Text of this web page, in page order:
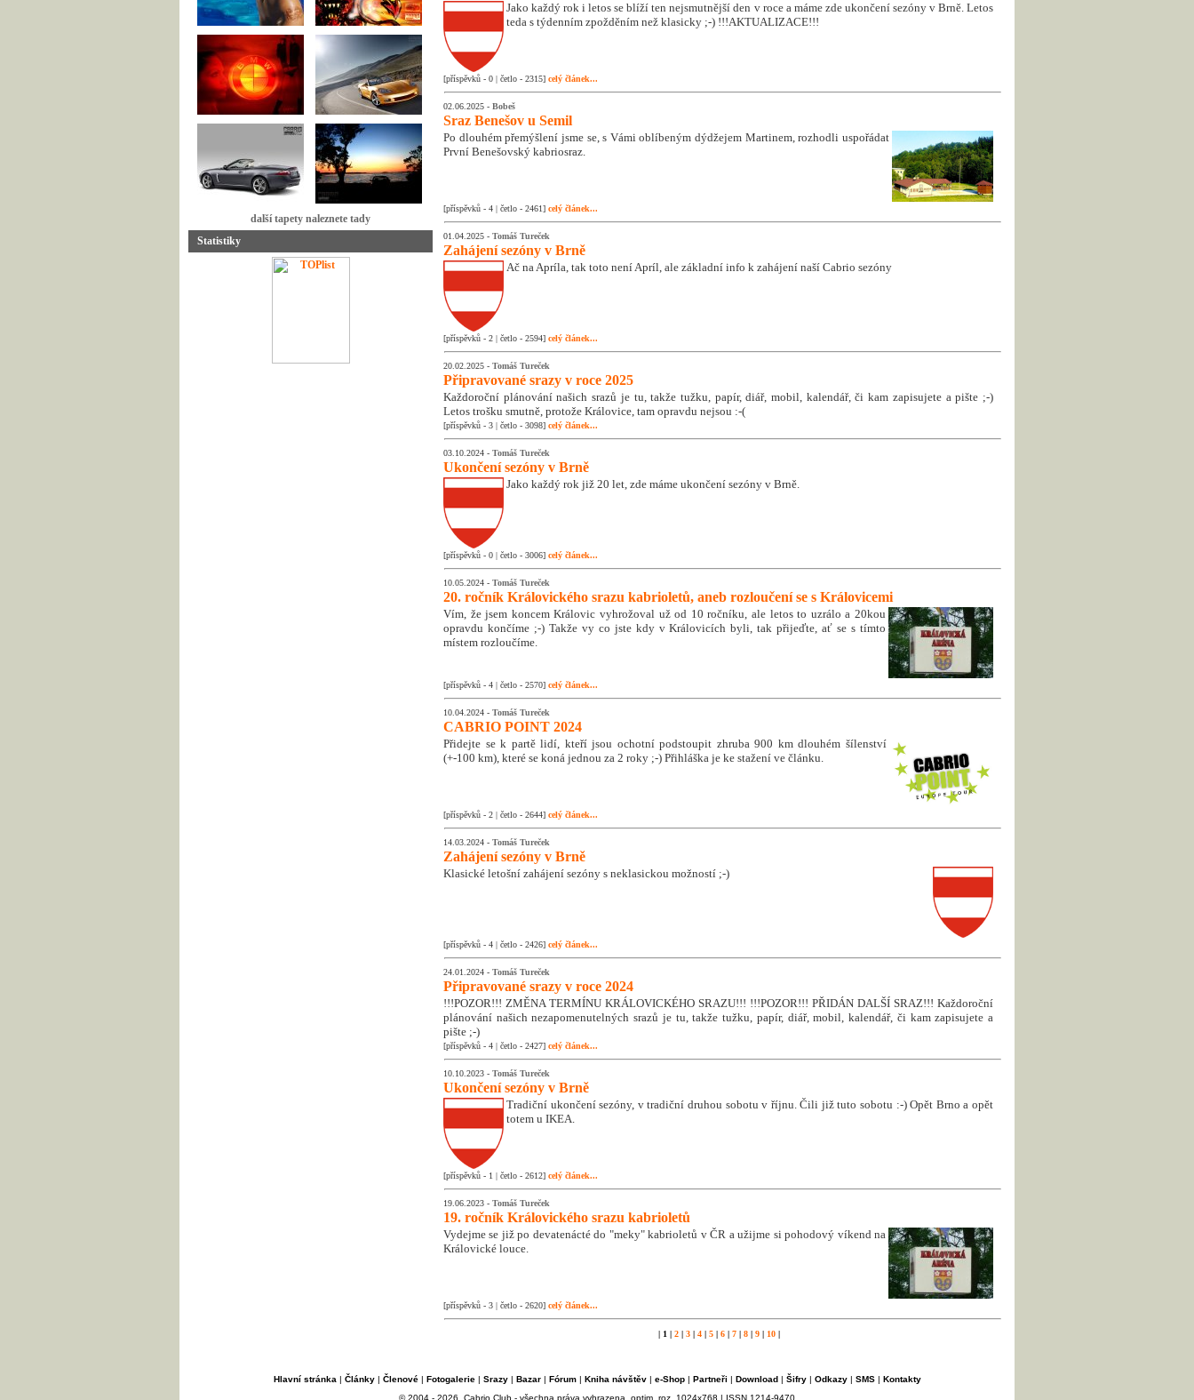
další tapety naleznete tady
Statistiky
Jako každý rok i letos se blíží ten nejsmutnější den v roce a máme zde ukončení sezóny v Brně. Letos
teda s týdenním zpožděním než klasicky ;-) !!!AKTUALIZACE!!!
[příspěvků - 0 | četlo - 2315] celý článek...
02.06.2025 - Bobeš
Sraz Benešov u Semil
Po dlouhém přemýšlení jsme se, s Vámi oblíbeným dýdžejem Martinem, rozhodli uspořádat
První Benešovský kabriosraz.
[příspěvků - 4 | četlo - 2461] celý článek...
01.04.2025 - Tomáš Tureček
Zahájení sezóny v Brně
Ač na Apríla, tak toto není Apríl, ale základní info k zahájení naší Cabrio sezóny
[příspěvků - 2 | četlo - 2594] celý článek...
20.02.2025 - Tomáš Tureček
Připravované srazy v roce 2025
Každoroční plánování našich srazů je tu, takže tužku, papír, diář, mobil, kalendář, či kam zapisujete a pište ;-)
Letos trošku smutně, protože Královice, tam opravdu nejsou :-(
[příspěvků - 3 | četlo - 3098] celý článek...
03.10.2024 - Tomáš Tureček
Ukončení sezóny v Brně
Jako každý rok již 20 let, zde máme ukončení sezóny v Brně.
[příspěvků - 0 | četlo - 3006] celý článek...
10.05.2024 - Tomáš Tureček
20. ročník Královického srazu kabrioletů, aneb rozloučení se s Královicemi
Vím, že jsem koncem Královic vyhrožoval už od 10 ročníku, ale letos to uzrálo a 20kou
opravdu končíme ;-) Takže vy co jste kdy v Královicích byli, tak přijeďte, ať se s tímto
místem rozloučíme.
[příspěvků - 4 | četlo - 2570] celý článek...
10.04.2024 - Tomáš Tureček
CABRIO POINT 2024
Přidejte se k partě lidí, kteří jsou ochotní podstoupit zhruba 900 km dlouhém šílenství
(+-100 km), které se koná jednou za 2 roky ;-) Přihláška je ke stažení ve článku.
[příspěvků - 2 | četlo - 2644] celý článek...
14.03.2024 - Tomáš Tureček
Zahájení sezóny v Brně
Klasické letošní zahájení sezóny s neklasickou možností ;-)
[příspěvků - 4 | četlo - 2426] celý článek...
24.01.2024 - Tomáš Tureček
Připravované srazy v roce 2024
!!!POZOR!!! ZMĚNA TERMÍNU KRÁLOVICKÉHO SRAZU!!! !!!POZOR!!! PŘIDÁN DALŠÍ SRAZ!!! Každoroční
plánování našich nezapomenutelných srazů je tu, takže tužku, papír, diář, mobil, kalendář, či kam zapisujete a
pište ;-)
[příspěvků - 4 | četlo - 2427] celý článek...
10.10.2023 - Tomáš Tureček
Ukončení sezóny v Brně
Tradiční ukončení sezóny, v tradiční druhou sobotu v říjnu. Čili již tuto sobotu :-) Opět Brno a opět
totem u IKEA.
[příspěvků - 1 | četlo - 2612] celý článek...
19.06.2023 - Tomáš Tureček
19. ročník Královického srazu kabrioletů
Vydejme se již po devatenácté do "meky" kabrioletů v ČR a užijme si pohodový víkend na
Královické louce.
[příspěvků - 3 | četlo - 2620] celý článek...
| 1 | 2 | 3 | 4 | 5 | 6 | 7 | 8 | 9 | 10 |
Hlavní stránka | Články| Členové| Fotogalerie| Srazy| Bazar| Fórum| Kniha návštěv| e-Shop| Partneři | Download| Šifry| Odkazy| SMS| Kontakty
© 2004 - 2026, Cabrio Club - všechna práva vyhrazena, optim. roz. 1024x768 | ISSN 1214-9470